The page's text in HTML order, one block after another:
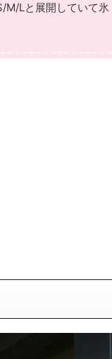
M/Lと展開していて氷